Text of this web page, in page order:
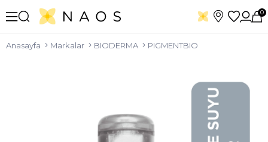
0
Anasayfa Markalar BIODERMA PIGMENTBIO